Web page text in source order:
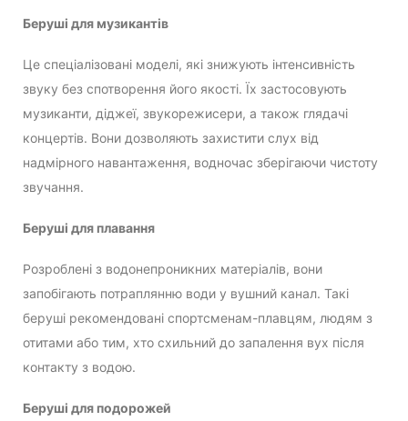
Беруші для музикантів
Це спеціалізовані моделі, які знижують інтенсивність
звуку без спотворення його якості. Їх застосовують
музиканти, діджеї, звукорежисери, а також глядачі
концертів. Вони дозволяють захистити слух від
надмірного навантаження, водночас зберігаючи чистоту
звучання.
Беруші для плавання
Розроблені з водонепроникних матеріалів, вони
запобігають потраплянню води у вушний канал. Такі
беруші рекомендовані спортсменам-плавцям, людям з
отитами або тим, хто схильний до запалення вух після
контакту з водою.
Беруші для подорожей